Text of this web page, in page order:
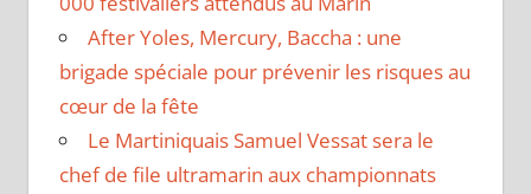
After Yoles, Mercury, Baccha : une
brigade spéciale pour prévenir les risques au
cœur de la fête
Le Martiniquais Samuel Vessat sera le
chef de file ultramarin aux championnats